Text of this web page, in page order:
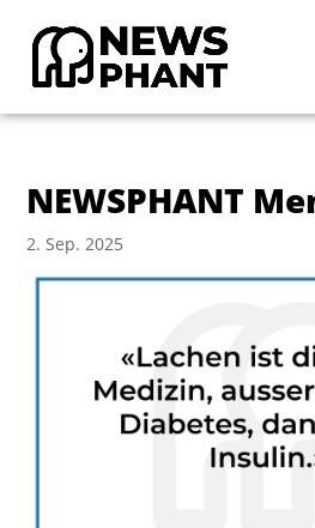
NEWSPHANT
2. Sep. 2025